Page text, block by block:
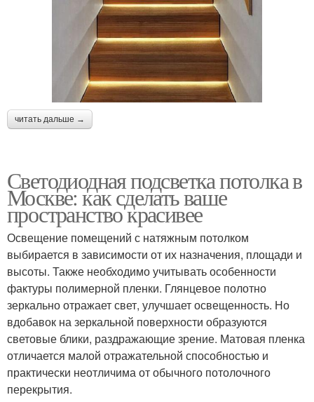
читать дальше →
Светодиодная подсветка потолка в
Москве: как сделать ваше
пространство красивее
Освещение помещений с натяжным потолком
выбирается в зависимости от их назначения, площади и
высоты. Также необходимо учитывать особенности
фактуры полимерной пленки. Глянцевое полотно
зеркально отражает свет, улучшает освещенность. Но
вдобавок на зеркальной поверхности образуются
световые блики, раздражающие зрение. Матовая пленка
отличается малой отражательной способностью и
практически неотличима от обычного потолочного
перекрытия.